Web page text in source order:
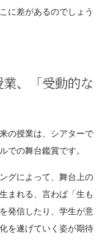
に差があるのでしょう
業、「受動的な
の授業は、シアターで
での舞台鑑賞です。
グによって、舞台上の
まれる、言わば「生も
発信したり、学生が意
を遂げていく姿が期待